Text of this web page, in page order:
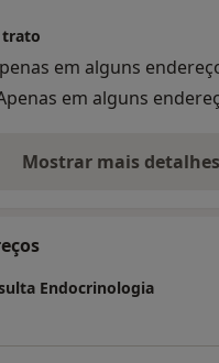
trato
em alguns
em alguns
Mostrar mais detalhes
sobre a
Endocrinologia